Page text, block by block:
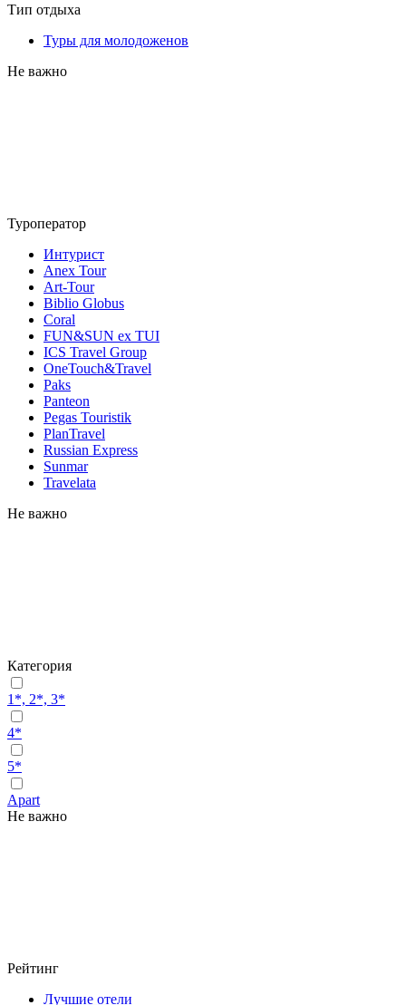
Тип отдыха
Туры для молодоженов
Не важно
Туроператор
Интурист
Anex Tour
Art-Tour
Biblio Globus
Coral
FUN&SUN ex TUI
ICS Travel Group
OneTouch&Travel
Paks
Panteon
Pegas Touristik
PlanTravel
Russian Express
Sunmar
Travelata
Не важно
Категория
1*, 2*, 3*
4*
5*
Apart
Не важно
Рейтинг
Лучшие отели